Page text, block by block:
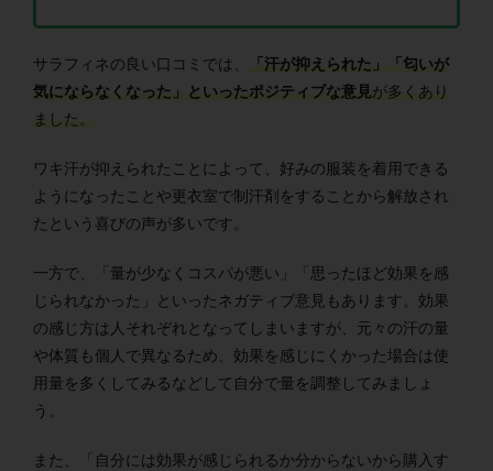
サラフィネの良い口コミでは、
「汗が抑えられた」「匂いが
気にならなくなった」といったポジティブな意見が多くあり
ました。
ワキ汗が抑えられたことによって、好みの服装を着用できる
ようになったことや更衣室で制汗剤をすることから解放され
たという喜びの声が多いです。
一方で、「量が少なくコスパが悪い」「思ったほど効果を感
じられなかった」といったネガティブ意見もあります。効果
の感じ方は人それぞれとなってしまいますが、元々の汗の量
や体質も個人で異なるため、効果を感じにくかった場合は使
用量を多くしてみるなどして自分で量を調整してみましょ
う。
また、「自分には効果が感じられるか分からないから購入す